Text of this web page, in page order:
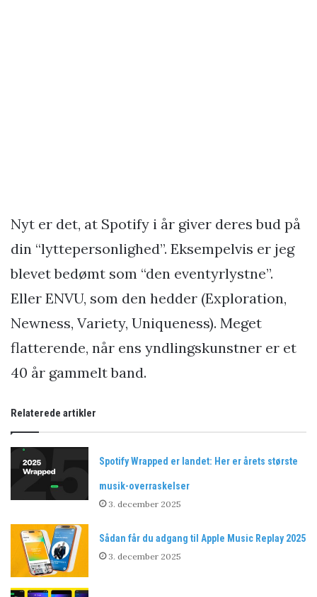
Nyt er det, at Spotify i år giver deres bud på
din “lyttepersonlighed”. Eksempelvis er jeg
blevet bedømt som “den eventyrlystne”.
Eller ENVU, som den hedder (Exploration,
Newness, Variety, Uniqueness). Meget
flatterende, når ens yndlingskunstner er et
40 år gammelt band.
Relaterede artikler
Spotify Wrapped er landet: Her er årets største
musik-overraskelser
3. december 2025
Sådan får du adgang til Apple Music Replay 2025
3. december 2025